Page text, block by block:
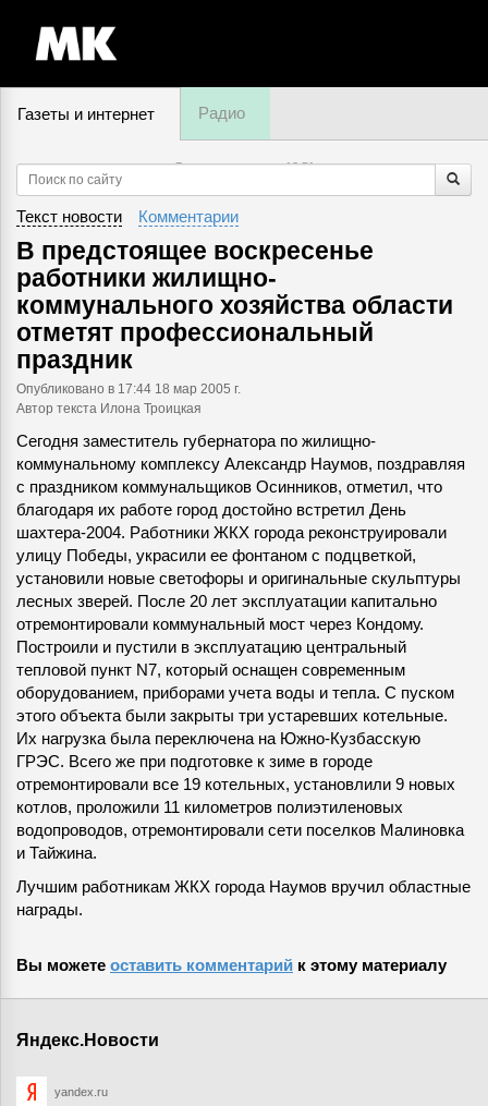
Газеты и интернет Радио
7 августа, пятница,13:51
Текст новости Комментарии
В предстоящее воскресенье
работники жилищно-
коммунального хозяйства области
отметят профессиональный
праздник
Опубликовано в 17:44 18 мар 2005 г.
Автор текста Илона Троицкая
Сегодня заместитель губернатора по жилищно-
коммунальному комплексу Александр Наумов, поздравляя
с праздником коммунальщиков Осинников, отметил, что
благодаря их работе город достойно встретил День
шахтера-2004. Работники ЖКХ города реконструировали
улицу Победы, украсили ее фонтаном с подцветкой,
установили новые светофоры и оригинальные скульптуры
лесных зверей. После 20 лет эксплуатации капитально
отремонтировали коммунальный мост через Кондому.
Построили и пустили в эксплуатацию центральный
тепловой пункт N7, который оснащен современным
оборудованием, приборами учета воды и тепла. С пуском
этого объекта были закрыты три устаревших котельные.
Их нагрузка была переключена на Южно-Кузбасскую
ГРЭС. Всего же при подготовке к зиме в городе
отремонтировали все 19 котельных, установлили 9 новых
котлов, проложили 11 километров полиэтиленовых
водопроводов, отремонтировали сети поселков Малиновка
и Тайжина.
Лучшим работникам ЖКХ города Наумов вручил областные
награды.
Вы можете оставить комментарий к этому материалу
Яндекс.Новости
yandex.ru